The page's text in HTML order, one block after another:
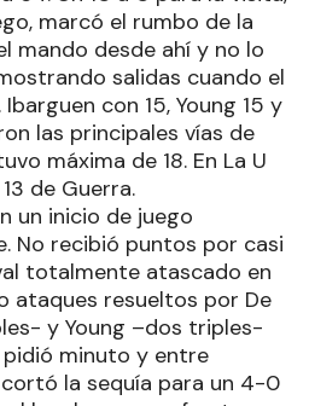
marcó el rumbo de la
mando desde ahí y no lo
salidas cuando el
con 15, Young 15 y
las principales vías de
máxima de 18. En La U
de Guerra.
un inicio de juego
No recibió puntos por casi
totalmente atascado en
ataques resueltos por De
y Young –dos triples-
pidió minuto y entre
la sequía para un 4-0